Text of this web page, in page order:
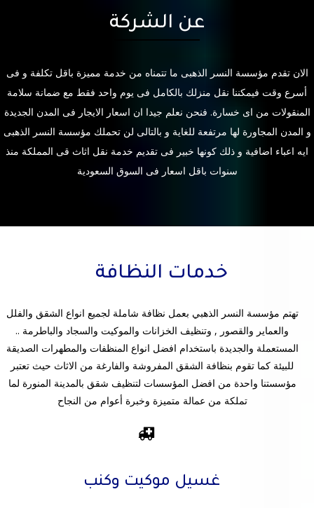
عن الشركة
الان تقدم مؤسسة النسر الذهبى ما تتمناه من خدمة مميزة باقل تكلفة و فى
أسرع وقت فيمكننا نقل منزلك بالكامل فى يوم واحد فقط مع ضمانة سلامة
المنقولات من اى خسارة. فنحن نعلم جيدا ان اسعار الايجار فى المدن الجديدة
و المدن المجاورة لها مرتفعة للغاية و بالتالى لن تحملك مؤسسة النسر الذهبى
ايه اعباء اضافية و ذلك كونها خبير فى تقديم خدمة نقل اثاث قى المملكة منذ
سنوات باقل اسعار فى السوق السعودية
خدمات النظافة
تهتم مؤسسة النسر الذهبي بعمل نظافة شاملة لجميع انواع الشقق والفلل
والعماير والقصور , وتنظيف الخزانات والموكيت والسجاد والباطرمة ..
المستعملة والجديدة باستخدام افضل انواع المنظفات والمطهرات الصديقة
للبيئة كما تقوم بنظافة الشقق المفروشة والفارغة من الاثاث حيث تعتبر
مؤسستنا واحدة من افضل المؤسسات لتنظيف شقق بالمدينة المنورة لما
تملكة من عمالة متميزة وخبرة أعوام من النجاح
غسيل موكيت وكنب